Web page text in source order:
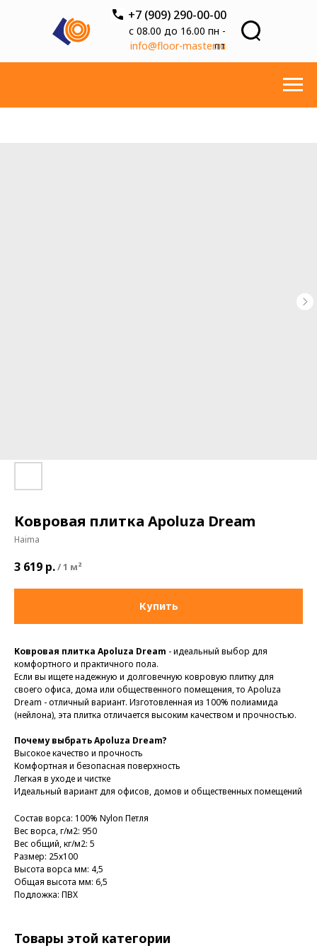
с 08.00 до 16.00 пн -
пт
+7 (909) 290-00-00
info@floor-master.ru
Ковровая плитка Apoluza Dream
Haima
3 619 р./1 м²
Купить
Ковровая плитка Apoluza Dream - идеальный выбор для
комфортного и практичного пола.
Если вы ищете надежную и долговечную ковровую плитку для
своего офиса, дома или общественного помещения, то Apoluza
Dream - отличный вариант. Изготовленная из 100% полиамида
(нейлона), эта плитка отличается высоким качеством и прочностью.
Почему выбрать Apoluza Dream?
Высокое качество и прочность
Комфортная и безопасная поверхность
Легкая в уходе и чистке
Идеальный вариант для офисов, домов и общественных помещений
Состав ворса: 100% Nylon Петля
Вес ворса, г/м2: 950
Вес общий, кг/м2: 5
Размер: 25х100
Высота ворса мм: 4,5
Общая высота мм: 6,5
Подложка: ПВХ
Товары этой категории